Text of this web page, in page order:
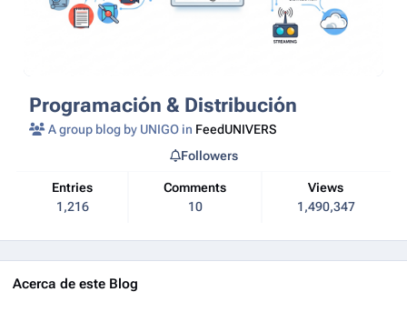
Programación & Distribución
A group blog by UNIGO in FeedUNIVERS
Entries
1,216
Comments
10
Views
1,490,347
Followers
Acerca de este Blog